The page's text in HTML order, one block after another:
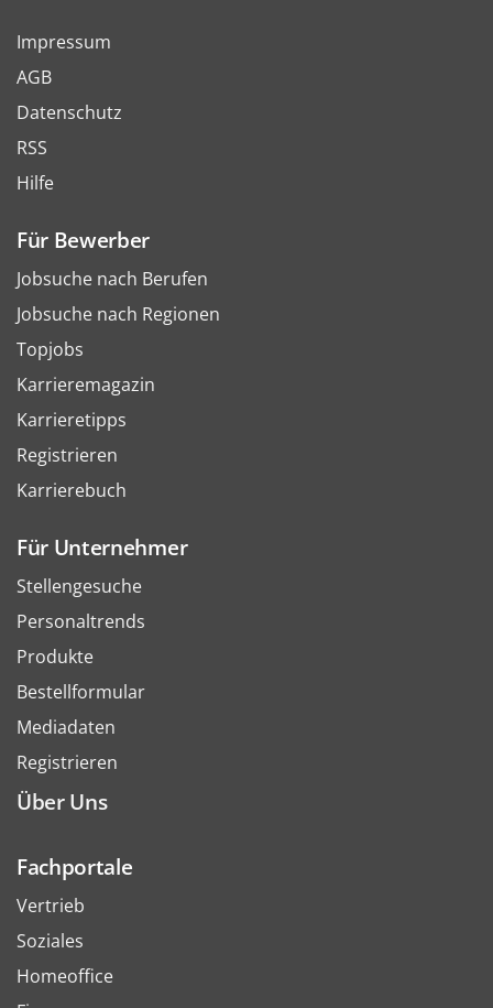
Impressum
AGB
Datenschutz
RSS
Hilfe
Für Bewerber
Jobsuche nach Berufen
Jobsuche nach Regionen
Topjobs
Karrieremagazin
Karrieretipps
Registrieren
Karrierebuch
Für Unternehmer
Stellengesuche
Personaltrends
Produkte
Bestellformular
Mediadaten
Registrieren
Über Uns
Fachportale
Vertrieb
Soziales
Homeoffice